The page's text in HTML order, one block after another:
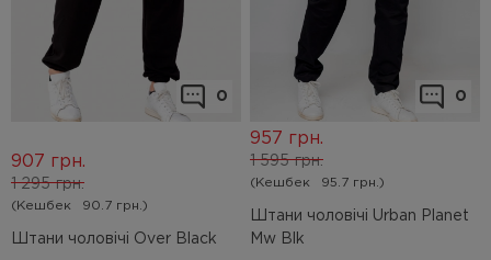
0
Штани чоловічі Over Black
1 295 грн.
907 грн.
(Кешбек 90.7 грн.)
0
Штани чоловічі Urban Planet
Mw Blk
1 595 грн.
957 грн.
(Кешбек 95.7 грн.)